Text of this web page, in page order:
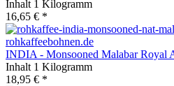
Inhalt 1 Kilogramm
16,65 € *
INDIA - Monsooned Malabar Royal
Inhalt 1 Kilogramm
18,95 € *